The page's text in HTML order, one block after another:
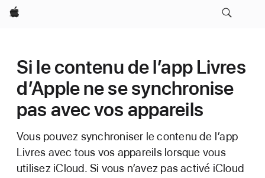
Apple
Si le contenu de l’app Livres
d’Apple ne se synchronise
pas avec vos appareils
Vous pouvez synchroniser le contenu de l’app
Livres avec tous vos appareils lorsque vous
utilisez iCloud. Si vous n’avez pas activé iCloud